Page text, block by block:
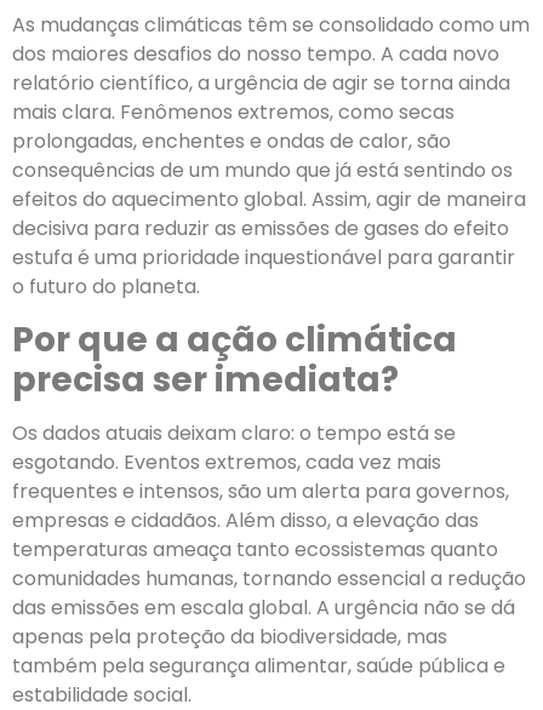
As mudanças climáticas têm se consolidado como um
dos maiores desafios do nosso tempo. A cada novo
relatório científico, a urgência de agir se torna ainda
mais clara. Fenômenos extremos, como secas
prolongadas, enchentes e ondas de calor, são
consequências de um mundo que já está sentindo os
efeitos do aquecimento global. Assim, agir de maneira
decisiva para reduzir as emissões de gases do efeito
estufa é uma prioridade inquestionável para garantir
o futuro do planeta.
Por que a ação climática
precisa ser imediata?
Os dados atuais deixam claro: o tempo está se
esgotando. Eventos extremos, cada vez mais
frequentes e intensos, são um alerta para governos,
empresas e cidadãos. Além disso, a elevação das
temperaturas ameaça tanto ecossistemas quanto
comunidades humanas, tornando essencial a redução
das emissões em escala global. A urgência não se dá
apenas pela proteção da biodiversidade, mas
também pela segurança alimentar, saúde pública e
estabilidade social.